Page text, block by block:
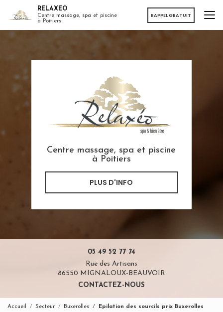
RELAXEO
Centre massage, spa et piscine
à Poitiers
RAPPEL GRATUIT
Centre massage, spa et piscine
à Poitiers
PLUS D'INFO
05 49 52 77 74
Rue des Artisans
86550 MIGNALOUX-BEAUVOIR
CONTACTEZ-NOUS
Accueil Secteur Buxerolles Epilation des sourcils prix Buxerolles